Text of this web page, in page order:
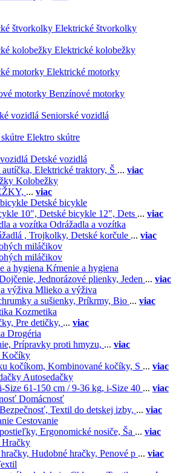
Elektrické štvorkolky
Elektrické kolobežky
Elektrické motorky
Benzínové motorky
Seniorské vozidlá
Elektro skútre
Detské vozidlá
Elektrické traktory, Š ... viac
Kolobežky
... viac
Detské bicykle
10", Detské bicykle 12", Dets ... viac
Odrážadla a vozítka
, Trojkolky, Detské korčule ... viac
miláčikov
miláčikov
Kŕmenie a hygiena
Jednorázové plienky, Jeden ... viac
Mlieko a výživa
a sušienky, Príkrmy, Bio ... viac
Kozmetika
Pre detičky, ... viac
Drogéria
Prípravky proti hmyzu, ... viac
Kočíky
kočíkom, Kombinované kočíky, S ... viac
Autosedačky
i-Size 61-150 cm / 9-36 kg, i-Size 40 ... viac
Domácnosť
Bezpečnosť, Textil do detskej izby, ... viac
Cestovanie
Ergonomické nosiče, Ša ... viac
Hračky
Hudobné hračky, Penové p ... viac